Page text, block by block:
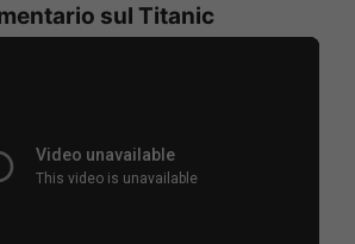
sul Titanic